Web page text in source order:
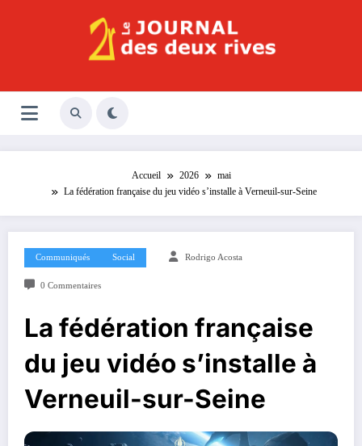
Le Journal des Deux Rives
Accueil 2026
mai
La fédération française du jeu vidéo s’installe à Verneuil-sur-Seine
Communiqués Social Rodrigo Acosta
0 Commentaires
La fédération française
du jeu vidéo s’installe à
Verneuil-sur-Seine